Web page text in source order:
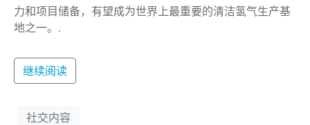
力和项目储备，有望成为世界上最重要的清洁氢气生产基
地之一。.
继续阅读
社交内容